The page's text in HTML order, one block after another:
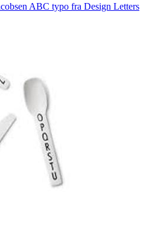
ABC typo fra Design Letters